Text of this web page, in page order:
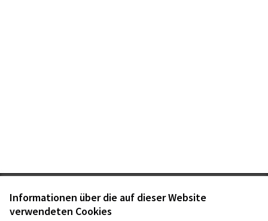
Informationen über die auf dieser Website
verwendeten Cookies
Nutzungsbedingungen
Cookie Einstellungen
Graz Gemeinsam Gestalten auf Facebook